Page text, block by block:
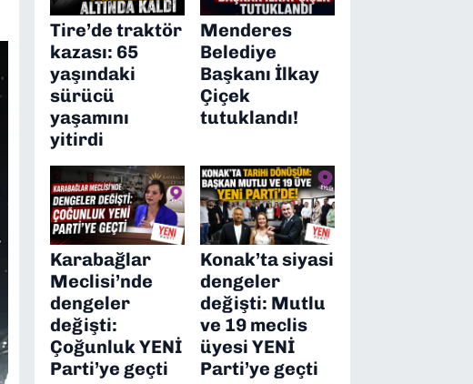
Tire’de traktör
kazası: 65
yaşındaki
sürücü
yaşamını
yitirdi
Menderes
Belediye
Başkanı İlkay
Çiçek
tutuklandı!
Karabağlar
Meclisi’nde
dengeler
değişti:
Çoğunluk YENİ
Parti’ye geçti
Konak’ta siyasi
dengeler
değişti: Mutlu
ve 19 meclis
üyesi YENİ
Parti’ye geçti